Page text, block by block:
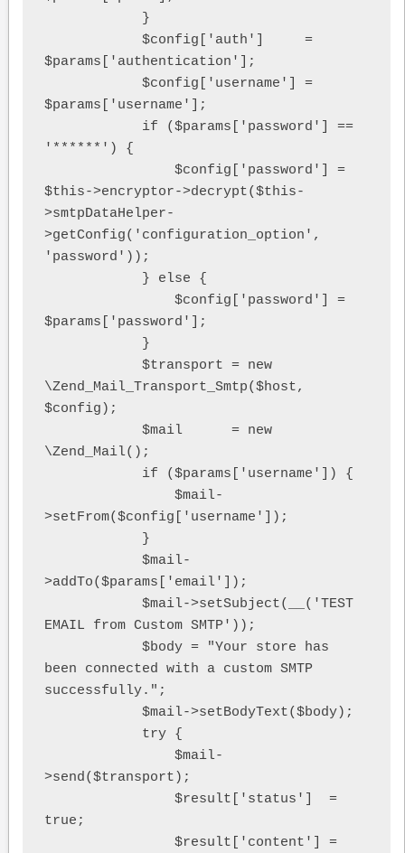
}
$config['auth']     =
$params['authentication'];
$config['username'] =
$params['username'];
if ($params['password'] ==
'******') {
$config['password'] =
$this->encryptor->decrypt($this-
>smtpDataHelper-
>getConfig('configuration_option',
'password'));
} else {
$config['password'] =
$params['password'];
}
$transport = new
\Zend_Mail_Transport_Smtp($host,
$config);
$mail      = new
\Zend_Mail();
if ($params['username']) {
$mail-
>setFrom($config['username']);
}
$mail-
>addTo($params['email']);
$mail->setSubject(__('TEST
EMAIL from Custom SMTP'));
$body = "Your store has
been connected with a custom SMTP
successfully.";
$mail->setBodyText($body);
try {
$mail-
>send($transport);
$result['status']  =
true;
$result['content'] =